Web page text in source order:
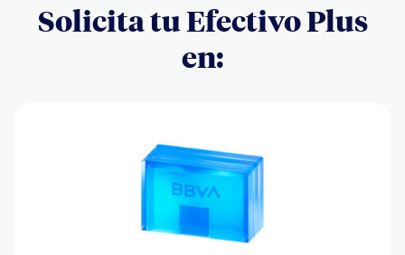
Solicita tu Efectivo Plus
en: